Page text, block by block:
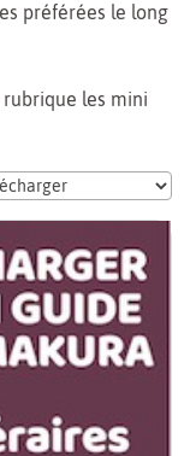
préférées le long
les mini